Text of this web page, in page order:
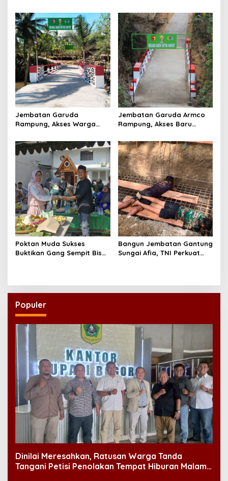
Pulih
Hasil Panen Kian Lancar
Jembatan Garuda
Rampung, Akses Warga
Pertanian Kian Lancar
Jembatan Garuda Armco
Rampung, Akses Baru
Dongkrak Mobilitas dan
Ekonomi Warga
Poktan Muda Sukses
Buktikan Gang Sempit Bisa
Bangun Jembatan Gantung
Sungai Afia, TNI Perkuat
Populer
Dinilai Meresahkan, Ratusan Warga Tanda
Tangani Petisi Penolakan Tempat Hiburan Malam